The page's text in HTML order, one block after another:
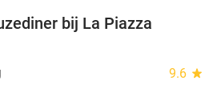
bij La Piazza
9.6 star